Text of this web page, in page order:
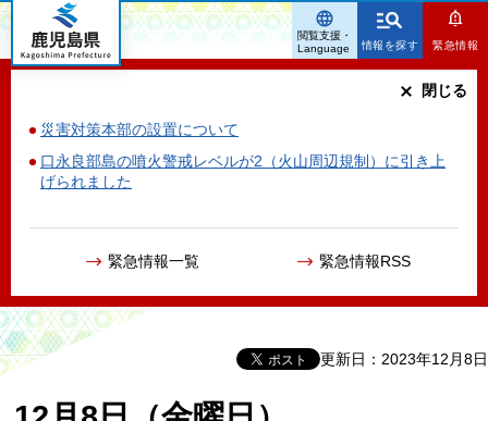
鹿児島県
情報を探す 緊急情報
災害対策本部の設置について
口永良部島の噴火警戒レベルが2（火山周辺規制）に引き上
げられました
緊急情報一覧 緊急情報RSS
閉じる
閲覧支援・
Language
更新日：2023年12月8日